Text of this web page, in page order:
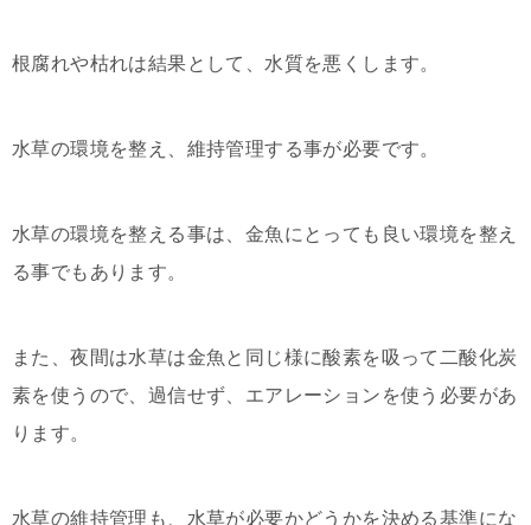
根腐れや枯れは結果として、水質を悪くします。
水草の環境を整え、維持管理する事が必要です。
水草の環境を整える事は、金魚にとっても良い環境を整え
る事でもあります。
また、夜間は水草は金魚と同じ様に酸素を吸って二酸化炭
素を使うので、過信せず、エアレーションを使う必要があ
ります。
水草の維持管理も、水草が必要かどうかを決める基準にな